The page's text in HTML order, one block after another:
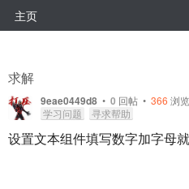
主页
求解
9eae0449d8 • 0 回帖 • 366 浏
学习问题
寻求帮助
设置文本组件填写数字加字母